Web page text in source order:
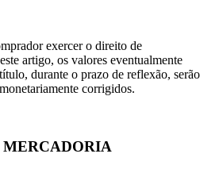
exercer o direito de
artigo, os valores eventualmente
durante o prazo de reflexão, serão
corrigidos.